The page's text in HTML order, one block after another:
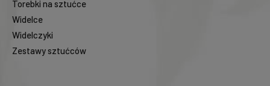
Torebki na sztućce
Widelce
Widelczyki
Zestawy sztućców